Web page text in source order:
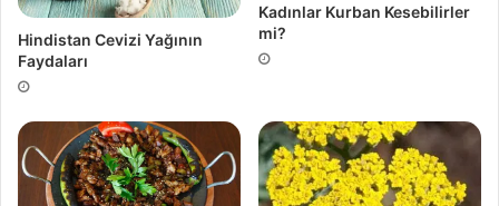
Hindistan Cevizi Yağının
Faydaları
Kadınlar Kurban Kesebilirler
mi?